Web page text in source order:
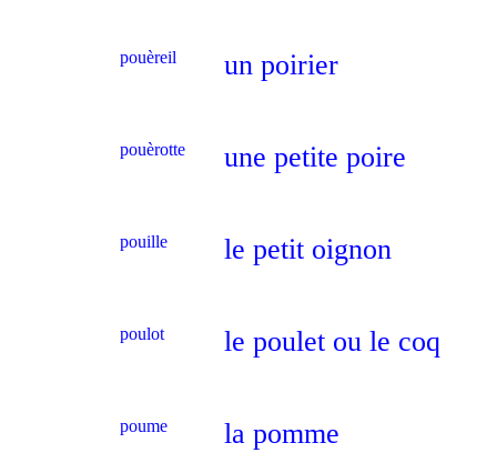
pouèreil un poirier
pouèrotte une petite poire
pouille le petit oignon
poulot le poulet ou le coq
poume
la pomme